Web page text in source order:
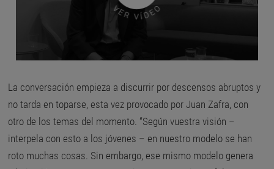
La conversación empieza a discurrir por descensos abruptos y
no tarda en toparse, esta vez provocado por Juan Zafra, con
otro de los temas del momento. “Según vuestra visión –
interpela con esto a los jóvenes – en nuestro modelo se han
roto muchas cosas. Sin embargo, ese mismo modelo genera